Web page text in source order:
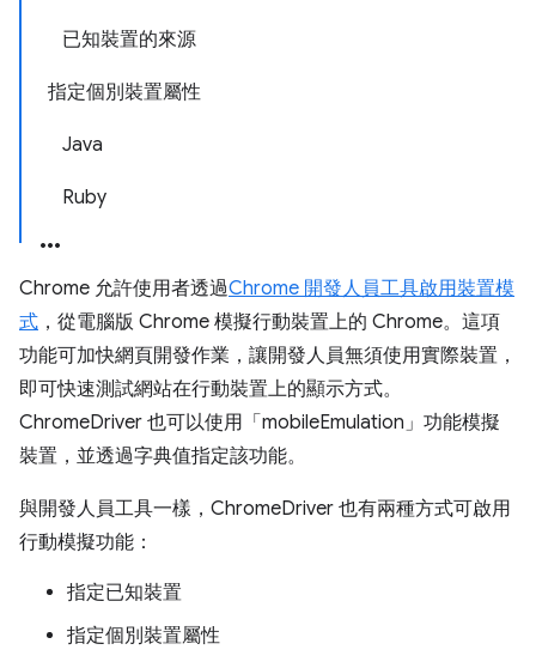
已知裝置的來源
指定個別裝置屬性
Java
Ruby
Chrome 允許使用者透過Chrome 開發人員工具啟用裝置模
式 ，從電腦版 Chrome 模擬行動裝置上的 Chrome。這項
功能可加快網頁開發作業，讓開發人員無須使用實際裝置，
即可快速測試網站在行動裝置上的顯示方式。
ChromeDriver 也可以使用「mobileEmulation」功能模擬
裝置，並透過字典值指定該功能。
與開發人員工具一樣，ChromeDriver 也有兩種方式可啟用
行動模擬功能：
指定已知裝置
指定個別裝置屬性